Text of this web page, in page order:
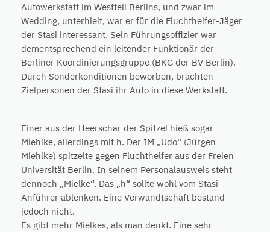
Autowerkstatt im Westteil Berlins, und zwar im
Wedding, unterhielt, war er für die Fluchthelfer-Jäger
der Stasi interessant. Sein Führungsoffizier war
dementsprechend ein leitender Funktionär der
Berliner Koordinierungsgruppe (BKG der BV Berlin).
Durch Sonderkonditionen beworben, brachten
Zielpersonen der Stasi ihr Auto in diese Werkstatt.
Einer aus der Heerschar der Spitzel hieß sogar
Miehlke, allerdings mit h. Der IM „Udo“ (Jürgen
Miehlke) spitzelte gegen Fluchthelfer aus der Freien
Universität Berlin. In seinem Personalausweis steht
dennoch „Mielke“. Das „h“ sollte wohl vom Stasi-
Anführer ablenken. Eine Verwandtschaft bestand
jedoch nicht.
Es gibt mehr Mielkes, als man denkt. Eine sehr